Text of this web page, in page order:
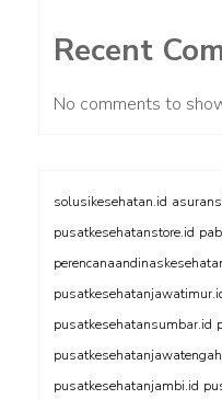
Recent
No comments to
solusikesehatan.id
pusatkesehatanstore.id
pusatkesehatansumbar.id
pusatkesehatanjambi.id